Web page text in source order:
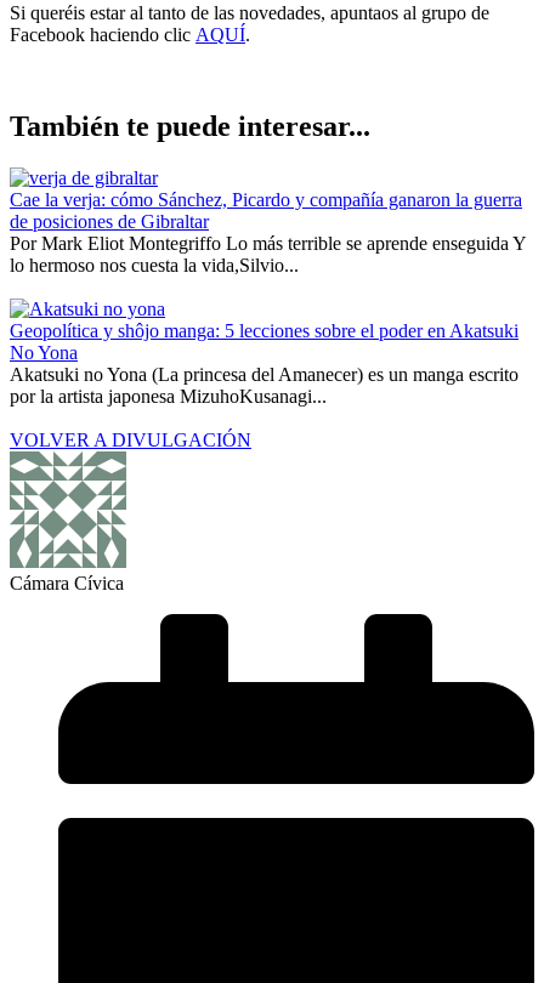
Si queréis estar al tanto de las novedades, apuntaos al grupo de
Facebook haciendo clic AQUÍ.
También te puede interesar...
Cae la verja: cómo Sánchez, Picardo y compañía ganaron la guerra
de posiciones de Gibraltar
Por Mark Eliot Montegriffo Lo más terrible se aprende enseguida Y
lo hermoso nos cuesta la vida,Silvio...
Geopolítica y shôjo manga: 5 lecciones sobre el poder en Akatsuki
No Yona
Akatsuki no Yona (La princesa del Amanecer) es un manga escrito
por la artista japonesa MizuhoKusanagi...
VOLVER A DIVULGACIÓN
Cámara Cívica